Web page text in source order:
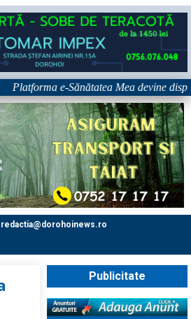
e-Sănătatea Mea devine
redactia@dorohoinews.ro
Publicitate